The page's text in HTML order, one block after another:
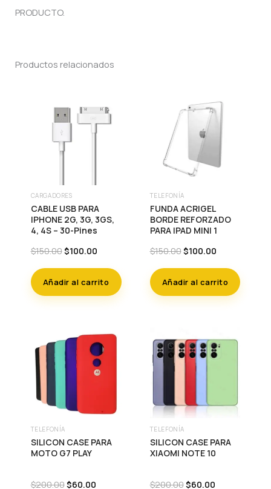
PRODUCTO.
Productos relacionados
CARGADORES
CABLE USB PARA
IPHONE 2G, 3G, 3GS,
4, 4S – 30-Pines
$150.00Original
$150.00.
$100.00Current
$100.00.
Añadir al carrito
TELEFONÍA
FUNDA ACRIGEL
BORDE REFORZADO
PARA IPAD MINI 1
$150.00Original
$150.00.
$100.00Current
$100.00.
Añadir al carrito
TELEFONÍA
SILICON CASE PARA
MOTO G7 PLAY
$200.00Original
$60.00Current
TELEFONÍA
SILICON CASE PARA
XIAOMI NOTE 10
$200.00Original
$60.00Current